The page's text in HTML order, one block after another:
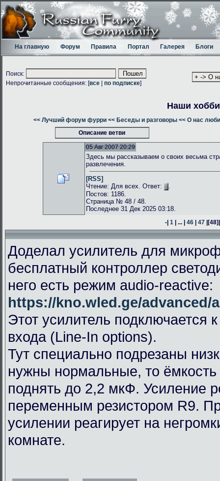
На главную Форум Правила Портал Галерея Блоги
Поиск:
Непрочитанные сообщения: [все по подписке]
Наши хобби
<< Лучший форум фурри << Беседы и разговоры << О нас
Описание ветви
05 Авг 2007 20:29
Здесь мы рассказываем о своих весьма
развлечения.
[RSS]
Чтение: Для всех. Ответ:
.
Постов: 1186.
Страница № 48 / 48.
Последнее 31 Дек 2025 03:18.
-| 1 | ... | 46 | 47 |[48]
Доделал усилитель для
бесплатный контроллер
него есть режим audio-reactive:
https://kno.wled.ge/advanced/
Этот усилитель подключается
входа (Line-In options).
Тут специально подрезаны
нужны нормальные, то
поднять до 2,2 мкФ. Усиление
переменным резистором R9.
усилении реагирует на
комнате.